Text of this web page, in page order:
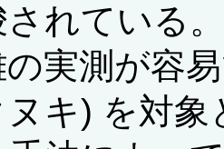
されている
実測が容
キ) を対象